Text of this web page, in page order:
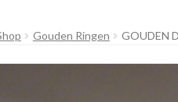
Gouden Ringen GOUDEN